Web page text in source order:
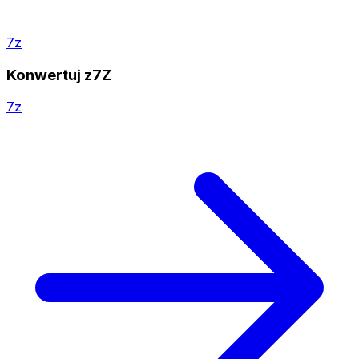
7z
Konwertuj z7Z
7z